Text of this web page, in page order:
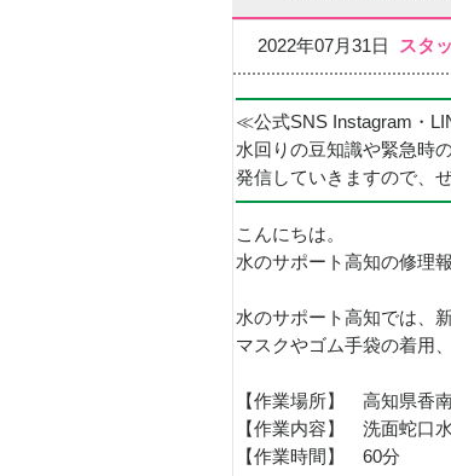
2022年07月31日 スタ
≪公式SNS Instagram・
水回りの豆知識や緊急時
発信していきますので、
こんにちは。
水のサポート高知の修理
水のサポート高知では、
マスクやゴム手袋の着用
【作業場所】 高知県香
【作業内容】 洗面蛇口
【作業時間】 60分